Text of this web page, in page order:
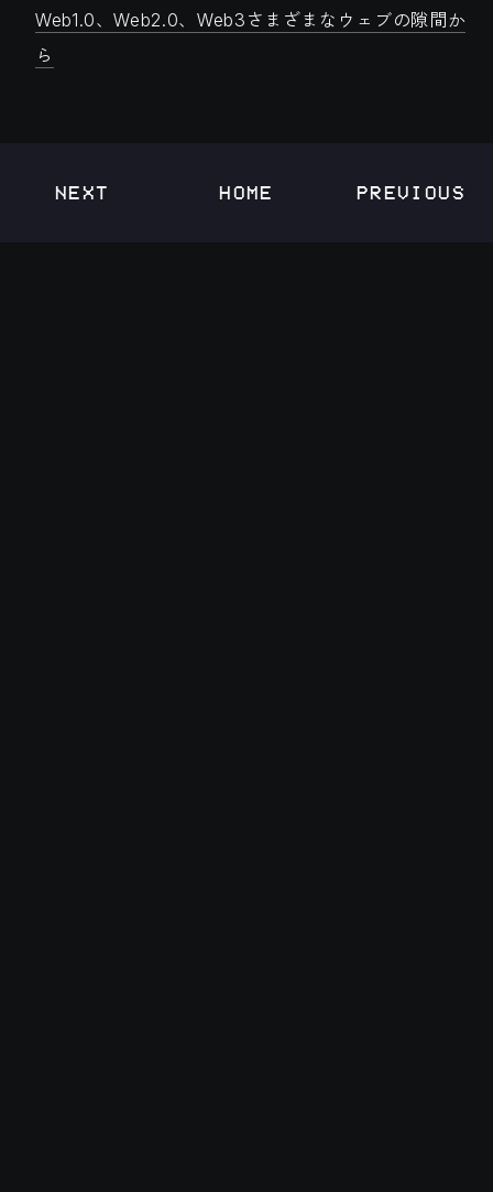
Web1.0、Web2.0、Web3さまざまなウェブの隙間か
ら
NEXT HOME PREVIOUS